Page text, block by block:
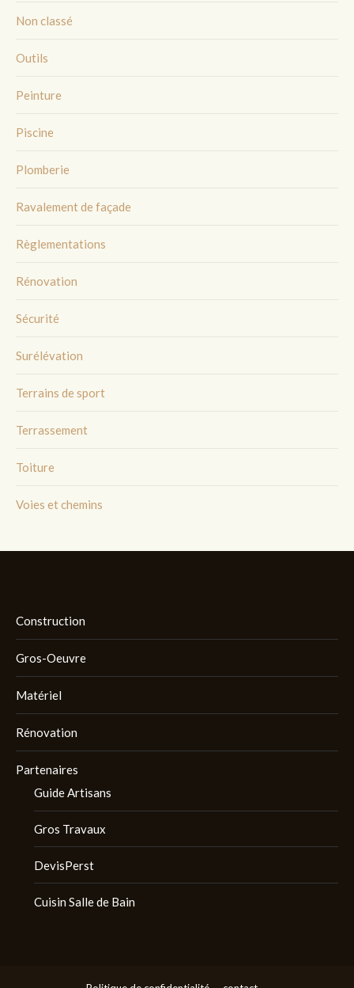
Non classé
Outils
Peinture
Piscine
Plomberie
Ravalement de façade
Règlementations
Rénovation
Sécurité
Surélévation
Terrains de sport
Terrassement
Toiture
Voies et chemins
Construction
Gros-Oeuvre
Matériel
Rénovation
Partenaires
Guide Artisans
Gros Travaux
DevisPerst
Cuisin Salle de Bain